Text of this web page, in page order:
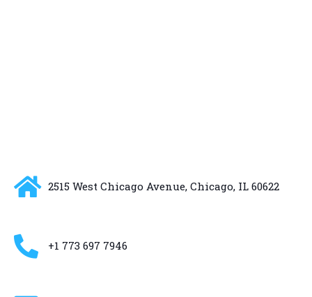
2515 West Chicago Avenue, Chicago, IL 60622
+1 773 697 7946